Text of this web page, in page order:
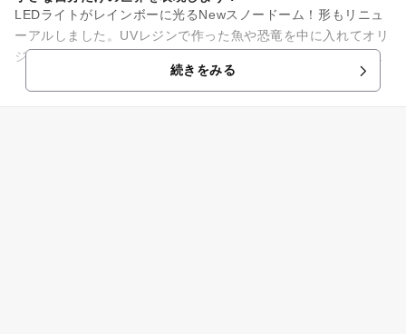
LEDライトがレインボーに光るNewスノードーム！形もリニュ
ーアルしました。UVレジンで作った魚や恐竜を中に入れてオリ
ジナルのスノードームを作りましょう！振るたびにキラキラの
続きをみる